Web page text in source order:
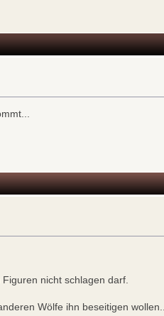
nicht schlagen darf.
Wölfe ihn beseitigen wollen...